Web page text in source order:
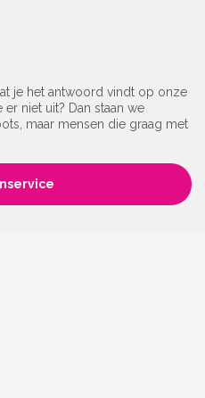
je het antwoord vindt op onze
niet uit? Dan staan we
maar mensen die graag met